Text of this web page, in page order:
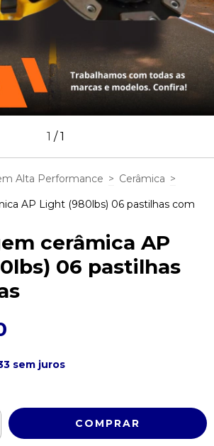
1 /1
Alta Performance > Cerâmica >
AP Light (980lbs) 06 pastilhas com
cerâmica AP
06 pastilhas
sem juros